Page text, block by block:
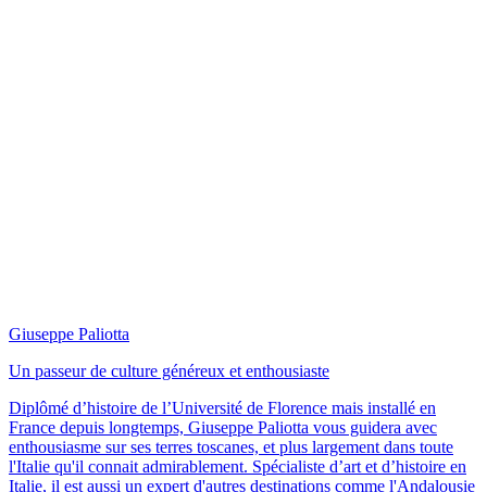
Giuseppe Paliotta
Un passeur de culture généreux et enthousiaste
Diplômé d’histoire de l’Université de Florence mais installé en
France depuis longtemps, Giuseppe Paliotta vous guidera avec
enthousiasme sur ses terres toscanes, et plus largement dans toute
l'Italie qu'il connait admirablement. Spécialiste d’art et d’histoire en
Italie, il est aussi un expert d'autres destinations comme l'Andalousie